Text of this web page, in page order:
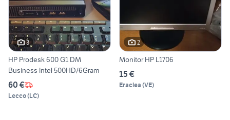
3
HP Prodesk 600 G1 DM
Business Intel 500HD/6Gram
60 €
Lecco(LC)
2
Monitor HP L1706
15 €
Eraclea (VE)